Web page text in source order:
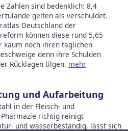
Zahlen sind bedenklich: 8,4
gelten als verschuldet.
Deutschland der
können diese rund 5,65
kaum noch ihren täglichen
denn ihre Schulden
Rücklagen tilgen. mehr
und Aufarbeitung
in der Fleisch- und
richtig reinigt
und wasserbeständig, lässt sich